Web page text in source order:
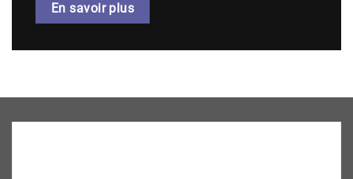
En savoir plus